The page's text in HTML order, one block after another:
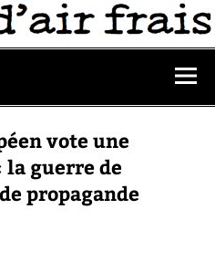
vote une
guerre de
propagande